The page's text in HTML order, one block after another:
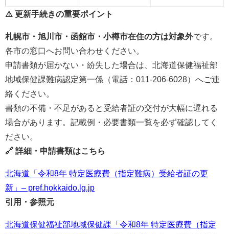
⚠️ 更新手続きの重要ポイント
札幌市・旭川市・函館市・小樽市在住の方は対象外です。
各市の窓口へお問い合わせください。
申請書類が届かない・紛失した場合は、北海道保健福祉部
地域保健課難病認定第一係（電話：011-206-6028）へご連
絡ください。
書類の不備・不足があると受給者証の交付が大幅に遅れる
場合があります。記載例・必要書類一覧を必ず確認してく
ださい。
🔗 詳細・申請書類はこちら
北海道「令和8年 特定医療費（指定難病）受給者証の更
新」– pref.hokkaido.lg.jp
引用・参照元
北海道保健福祉部地域保健課「令和8年 特定医療費（指定